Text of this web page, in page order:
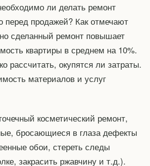
ли делать ремонт
перед продажей? Как отмечают
сделанный ремонт повышает
квартиры в среднем на 10%.
рассчитать, окупятся ли затраты.
материалов и услуг
косметический ремонт,
бросающиеся в глаза дефекты
обои, стереть следы
закрасить ржавчину и т.д.).